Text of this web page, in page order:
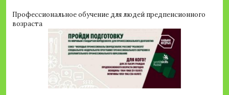
Профессиональное обучение для людей предпенсионного
возраста